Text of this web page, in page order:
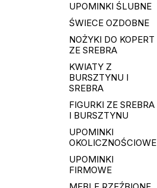
UPOMINKI ŚLUBNE
ŚWIECE OZDOBNE
NOŻYKI DO KOPERT
ZE SREBRA
KWIATY Z
BURSZTYNU I
SREBRA
FIGURKI ZE SREBRA
I BURSZTYNU
UPOMINKI
OKOLICZNOŚCIOWE
UPOMINKI
FIRMOWE